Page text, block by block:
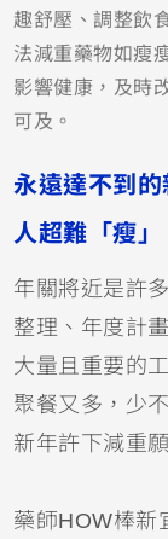
趣舒壓、調整飲
法減重藥物如瘦
影響健康，及時
可及。
永遠達不到
人超難「瘦」
年關將近是許
整理、年度計
大量且重要的
聚餐又多，少
新年許下減重
藥師HOW棒新